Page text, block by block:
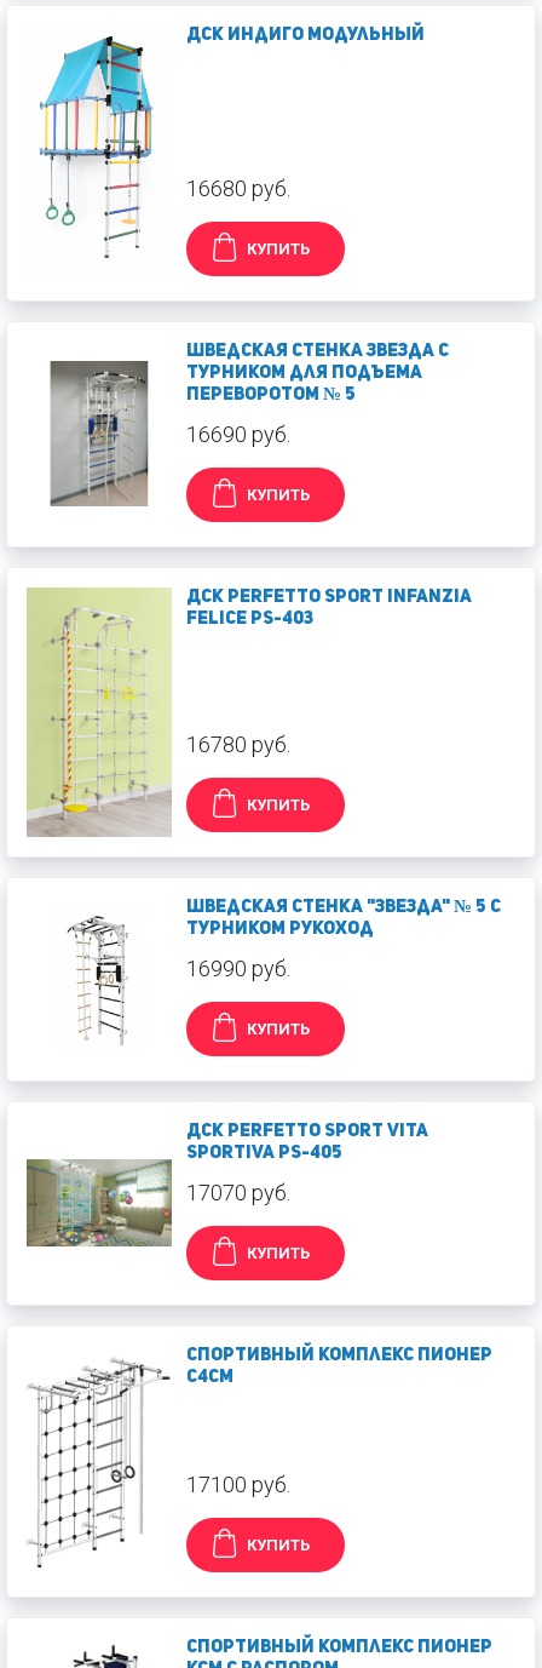
ДСК Индиго модульный
16680 руб.
КУПИТЬ
Шведская стенка Звезда с
турником для Подъема
Переворотом № 5
16690 руб.
КУПИТЬ
ДСК Perfetto Sport Infanzia
felice PS-403
16780 руб.
КУПИТЬ
Шведская стенка "Звезда" № 5 с
турником Рукоход
16990 руб.
КУПИТЬ
ДСК Perfetto Sport Vita
sportiva PS-405
17070 руб.
КУПИТЬ
Спортивный комплекс Пионер
С4СМ
17100 руб.
КУПИТЬ
Спортивный комплекс Пионер